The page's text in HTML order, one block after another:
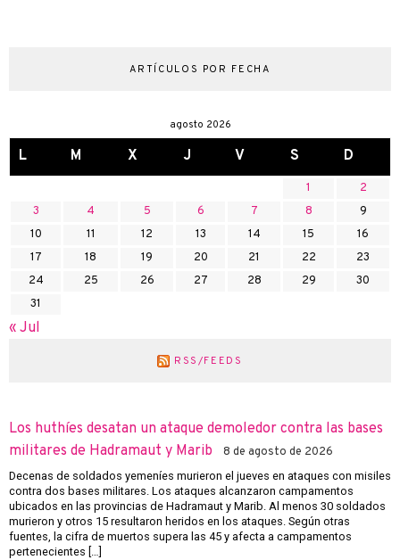
ARTÍCULOS POR FECHA
agosto 2026
L M X J V S D
1
2
3
4 5 6 7 8
9
10
11 12 13 14 15
16
17
18 19 20 21 22
23
24
25 26 27 28 29
30
31
« Jul
RSS/FEEDS
Los huthíes desatan un ataque demoledor contra las bases
militares de Hadramaut y Marib
8 de agosto de 2026
Decenas de soldados yemeníes murieron el jueves en ataques con misiles
contra dos bases militares. Los ataques alcanzaron campamentos
ubicados en las provincias de Hadramaut y Marib. Al menos 30 soldados
murieron y otros 15 resultaron heridos en los ataques. Según otras
fuentes, la cifra de muertos supera las 45 y afecta a campamentos
pertenecientes […]